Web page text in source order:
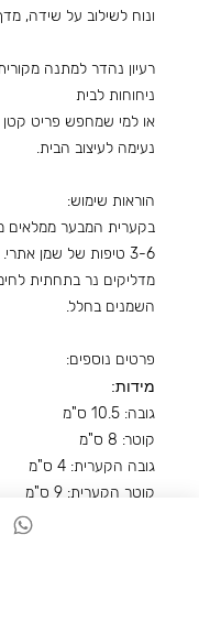
ונוח לשילוב על שידה,
רעיון נהדר למתנה
ניחוחות לבית
או למי שמחפש פריט קטן
נעימה לעיצוב הבית.
הוראות שימוש:
בקערית המבער ממלאים
3-6 טיפות של שמן אתרי.
מדליקים נר בתחתית
השמנים בחלל.
פרטים נוספים:
מידות:
גובה: 10.5 ס"מ
קוטר: 8 ס"מ
גובה הקערית: 4 ס"מ
קוטר הקערית: 9 ס"מ